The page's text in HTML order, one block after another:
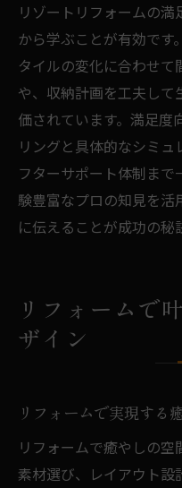
リフォーム費
リフォーム契
安心して任せ
リゾート空間を長
用法
リフォームで
訣
リフォーム後
夫
察
リフォーム事
リゾートリフォームの
から学ぶことが有効です
タイルの変化に合わせ
や、収納計画を工夫し
価されています。満足度
リングと具体的なシミ
フターサポート体制まで
験豊富なプロの知見を活
に伝えることが成功の秘
リフォームで
ザイン
リフォームで実現する
リフォームで癒やしの
素材選び、レイアウト設